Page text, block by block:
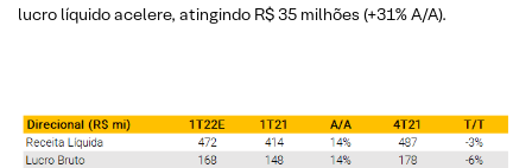
lucro líquido acelere, atingindo R$ 35 milhões (+31% A/A).